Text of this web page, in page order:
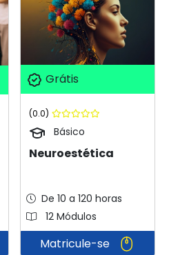
Grátis
(0.0)
Básico
Neuroestética
De 10 a 120 horas
12 Módulos
Matricule-se